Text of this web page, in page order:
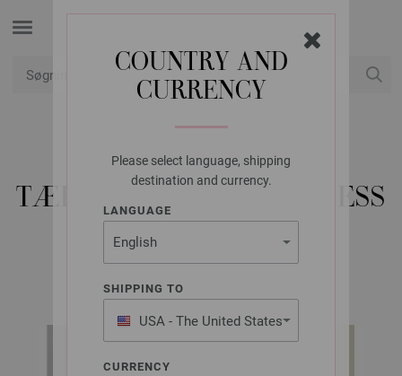
COUNTRY AND
CURRENCY
Please select language, shipping
destination and currency.
LANGUAGE
SHIPPING TO
USA - The United States
of America
CURRENCY
LANA GROSSA
TÆPPE SUMMER SOFTNESS
INFANTI No. 22 | Model 67